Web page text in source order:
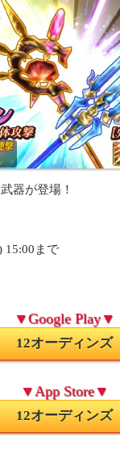
が登場！
15:00まで
▼Google Play▼
12オーディンズ
▼App Store▼
12オーディンズ